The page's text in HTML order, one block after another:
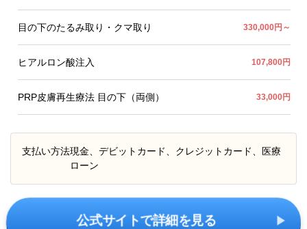
目の下のたるみ取り・クマ取り 330,000円～
ヒアルロン酸注入 107,800円
PRP皮膚再生療法 目の下（両側） 33,000円
支払い方法現金、デビットカード、クレジットカード、医療
ローン
公式サイトで詳細を見る